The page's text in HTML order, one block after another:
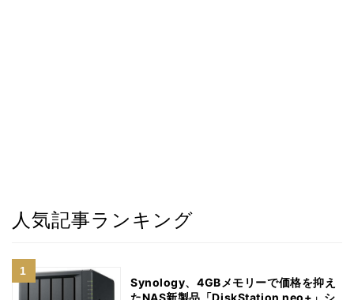
人気記事ランキング
Synology、4GBメモリーで価格を抑え
たNAS新製品「DiskStation neo+」シ